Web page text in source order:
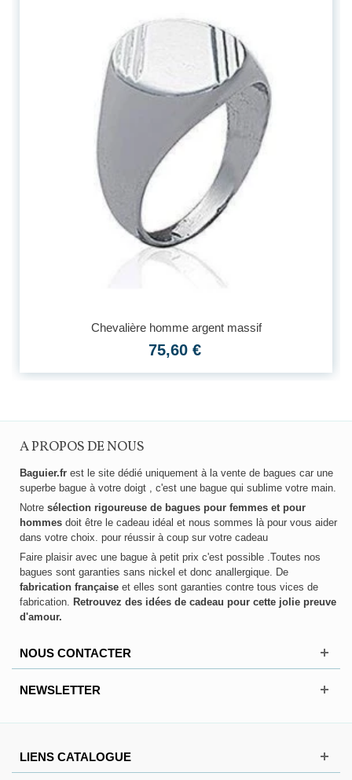
Chevalière homme argent massif
75,60 €
A PROPOS DE NOUS
Baguier.fr est le site dédié uniquement à la vente de bagues car une
superbe bague à votre doigt , c'est une bague qui sublime votre main.
Notre sélection rigoureuse de bagues pour femmes et pour
hommes doit être le cadeau idéal et nous sommes là pour vous aider
dans votre choix. pour réussir à coup sur votre cadeau
Faire plaisir avec une bague à petit prix c'est possible .Toutes nos
bagues sont garanties sans nickel et donc anallergique. De
fabrication française et elles sont garanties contre tous vices de
fabrication. Retrouvez des idées de cadeau pour cette jolie preuve
d'amour.
NOUS CONTACTER
NEWSLETTER
LIENS CATALOGUE